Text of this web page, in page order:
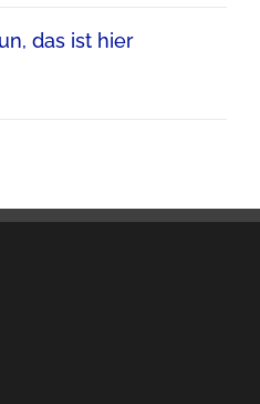
das ist hier